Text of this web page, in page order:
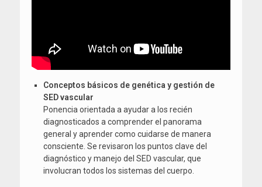
Conceptos básicos de genética y gestión de
SED vascular
Ponencia orientada a ayudar a los recién
diagnosticados a comprender el panorama
general y aprender como cuidarse de manera
consciente. Se revisaron los puntos clave del
diagnóstico y manejo del SED vascular, que
involucran todos los sistemas del cuerpo.